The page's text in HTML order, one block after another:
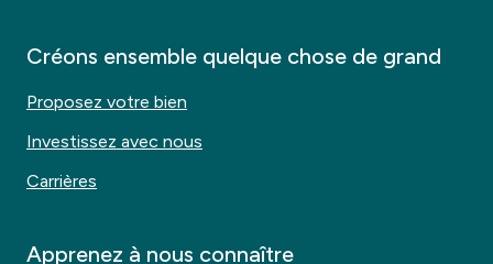
Créons ensemble quelque chose de grand
Proposez votre bien
Investissez avec nous
Carrières
Apprenez à nous connaître